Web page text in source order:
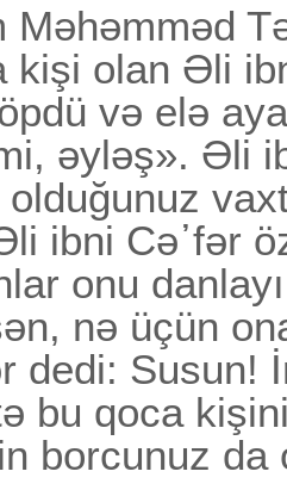
Məhəmməd
kişi olan Әli
və elə
əyləş». Әli
ibni Cə᾽fər
onu
nə üçün
dedi: Susun!
bu qoca
borcunuz da